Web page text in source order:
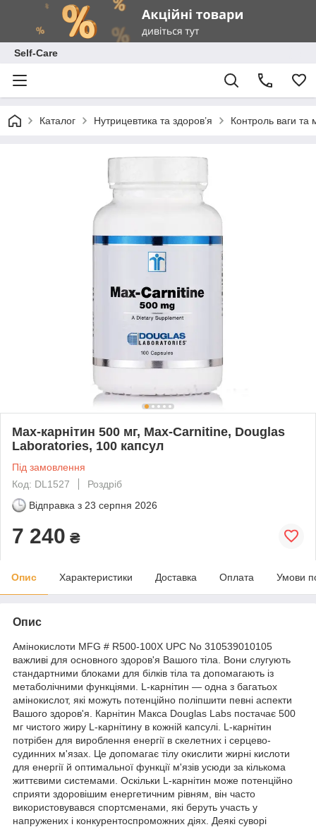
Self-Care
Каталог Нутрицевтика та здоров’я Контроль ваги та
Max-карнітин 500 мг, Max-Carnitine, Douglas
Laboratories, 100 капсул
Під замовлення
Код: DL1527
Роздріб
Відправка з 23 серпня 2026
7 240 ₴
Опис Характеристики Доставка Оплата Умови
Опис
Амінокислоти MFG # R500-100X UPC No 310539010105
важливі для основного здоров'я Вашого тіла. Вони слугують
стандартними блоками для білків тіла та допомагають із
метаболічними функціями. L-карнітин — одна з багатьох
амінокислот, які можуть потенційно поліпшити певні аспекти
Вашого здоров'я. Карнітин Макса Douglas Labs постачає 500
мг чистого жиру L-карнітину в кожній капсулі. L-карнітин
потрібен для вироблення енергії в скелетних і серцево-
судинних м'язах. Це допомагає тілу окислити жирні кислоти
для енергії й оптимальної функції м'язів усюди за кількома
життєвими системами. Оскільки L-карнітин може потенційно
сприяти здоровішим енергетичним рівням, він часто
використовувався спортсменами, які беруть участь у
напружених і конкурентоспроможних діях. Деякі суворі